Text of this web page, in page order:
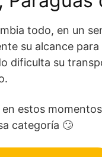
todo, en un
su alcance
dificulta su
estos
categoría 🙄